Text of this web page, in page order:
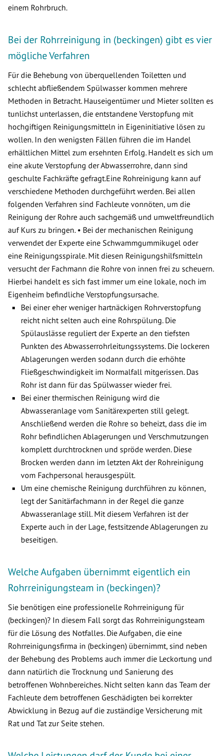
einem Rohrbruch.
Bei der Rohrreinigung in (beckingen) gibt es vier
mögliche Verfahren
Für die Behebung von überquellenden Toiletten und
schlecht abfließendem Spülwasser kommen mehrere
Methoden in Betracht. Hauseigentümer und Mieter sollten es
tunlichst unterlassen, die entstandene Verstopfung mit
hochgiftigen Reinigungsmitteln in Eigeninitiative lösen zu
wollen. In den wenigsten Fällen führen die im Handel
erhältlichen Mittel zum ersehnten Erfolg. Handelt es sich um
eine akute Verstopfung der Abwasserrohre, dann sind
geschulte Fachkräfte gefragt.Eine Rohreinigung kann auf
verschiedene Methoden durchgeführt werden. Bei allen
folgenden Verfahren sind Fachleute vonnöten, um die
Reinigung der Rohre auch sachgemäß und umweltfreundlich
auf Kurs zu bringen. • Bei der mechanischen Reinigung
verwendet der Experte eine Schwammgummikugel oder
eine Reinigungsspirale. Mit diesen Reinigungshilfsmitteln
versucht der Fachmann die Rohre von innen frei zu scheuern.
Hierbei handelt es sich fast immer um eine lokale, noch im
Eigenheim befindliche Verstopfungsursache.
Bei einer eher weniger hartnäckigen Rohrverstopfung
reicht nicht selten auch eine Rohrspülung. Die
Spülauslässe reguliert der Experte an den tiefsten
Punkten des Abwasserrohrleitungssystems. Die lockeren
Ablagerungen werden sodann durch die erhöhte
Fließgeschwindigkeit im Normalfall mitgerissen. Das
Rohr ist dann für das Spülwasser wieder frei.
Bei einer thermischen Reinigung wird die
Abwasseranlage vom Sanitärexperten still gelegt.
Anschließend werden die Rohre so beheizt, dass die im
Rohr befindlichen Ablagerungen und Verschmutzungen
komplett durchtrocknen und spröde werden. Diese
Brocken werden dann im letzten Akt der Rohreinigung
vom Fachpersonal herausgespült.
Um eine chemische Reinigung durchführen zu können,
legt der Sanitärfachmann in der Regel die ganze
Abwasseranlage still. Mit diesem Verfahren ist der
Experte auch in der Lage, festsitzende Ablagerungen zu
beseitigen.
Welche Aufgaben übernimmt eigentlich ein
Rohrreinigungsteam in (beckingen)?
Sie benötigen eine professionelle Rohrreinigung für
(beckingen)? In diesem Fall sorgt das Rohrreinigungsteam
für die Lösung des Notfalles. Die Aufgaben, die eine
Rohrreinigungsfirma in (beckingen) übernimmt, sind neben
der Behebung des Problems auch immer die Leckortung und
dann natürlich die Trocknung und Sanierung des
betroffenen Wohnbereiches. Nicht selten kann das Team der
Fachleute dem betroffenen Geschädigten bei korrekter
Abwicklung in Bezug auf die zuständige Versicherung mit
Rat und Tat zur Seite stehen.